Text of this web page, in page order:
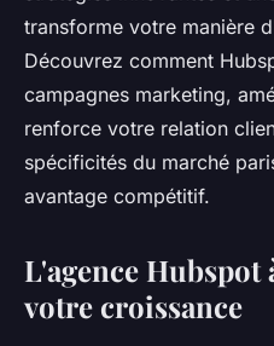
transforme votre manière
Découvrez comment
campagnes marketing,
renforce votre relation
spécificités du marché
avantage compétitif.
L'agence
votre croissance